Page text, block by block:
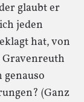
glaubt er
jeden
hat, von
(Ganz